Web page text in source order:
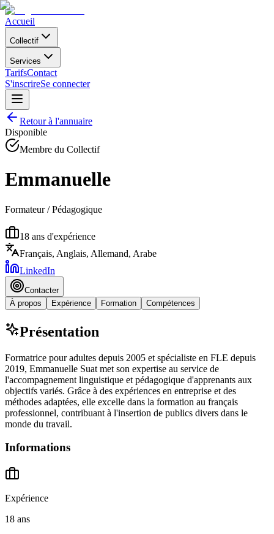
Accueil
Collectif
Services
TarifsContact
S'inscrireSe connecter
Retour à l'annuaire
Disponible
Membre du Collectif
Emmanuelle
Formateur / Pédagogique
18 ans d'expérience
Français, Anglais, Allemand, Arabe
LinkedIn
Contacter
À propos
Expérience Formation Compétences
Présentation
Formatrice pour adultes depuis 2005 et spécialiste en FLE depuis
2019, Emmanuelle Suat met son expertise au service de
l'accompagnement linguistique et pédagogique d'apprenants aux
objectifs variés. Grâce à des expériences en entreprise et des
méthodes adaptées, elle excelle dans la formation au français
professionnel, contribuant à l'insertion de publics divers dans le
monde du travail.
Informations
Expérience
18 ans